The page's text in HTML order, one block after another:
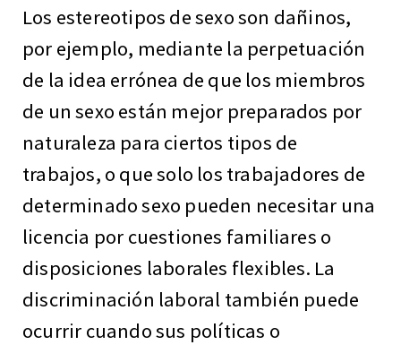
Los estereotipos de sexo son dañinos,
por ejemplo, mediante la perpetuación
de la idea errónea de que los miembros
de un sexo están mejor preparados por
naturaleza para ciertos tipos de
trabajos, o que solo los trabajadores de
determinado sexo pueden necesitar una
licencia por cuestiones familiares o
disposiciones laborales flexibles. La
discriminación laboral también puede
ocurrir cuando sus políticas o